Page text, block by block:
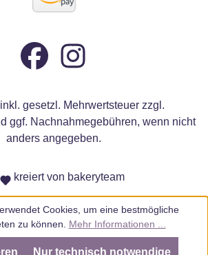
gesetzl. Mehrwertsteuer zzgl.
ggf. Nachnahmegebühren, wenn nicht
anders angegeben.
kreiert von bakeryteam
Cookies, um eine bestmögliche
zu können. Mehr Informationen ...
Nur technisch notwendige